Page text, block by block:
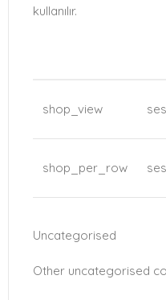
kullanılır.
shop_view
shop_per_row
Uncategorised
Other uncategorised